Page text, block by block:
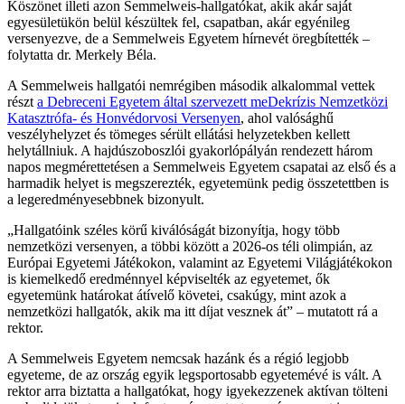
Köszönet illeti azon Semmelweis-hallgatókat, akik akár saját
egyesületükön belül készültek fel, csapatban, akár egyénileg
versenyezve, de a Semmelweis Egyetem hírnevét öregbítették –
folytatta dr. Merkely Béla.
A Semmelweis hallgatói nemrégiben második alkalommal vettek
részt a Debreceni Egyetem által szervezett meDekrízis Nemzetközi
Katasztrófa- és Honvédorvosi Versenyen, ahol valósághű
veszélyhelyzet és tömeges sérült ellátási helyzetekben kellett
helytállniuk. A hajdúszoboszlói gyakorlópályán rendezett három
napos megmérettetésen a Semmelweis Egyetem csapatai az első és a
harmadik helyet is megszerezték, egyetemünk pedig összetettben is
a legeredményesebbnek bizonyult.
„Hallgatóink széles körű kiválóságát bizonyítja, hogy több
nemzetközi versenyen, a többi között a 2026-os téli olimpián, az
Európai Egyetemi Játékokon, valamint az Egyetemi Világjátékokon
is kiemelkedő eredménnyel képviselték az egyetemet, ők
egyetemünk határokat átívelő követei, csakúgy, mint azok a
nemzetközi hallgatók, akik ma itt díjat vesznek át” – mutatott rá a
rektor.
A Semmelweis Egyetem nemcsak hazánk és a régió legjobb
egyeteme, de az ország egyik legsportosabb egyetemévé is vált. A
rektor arra biztatta a hallgatókat, hogy igyekezzenek aktívan tölteni